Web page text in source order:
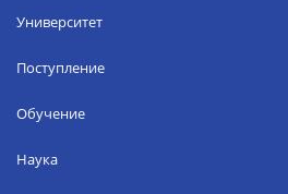
Университет
Поступление
Обучение
Наука